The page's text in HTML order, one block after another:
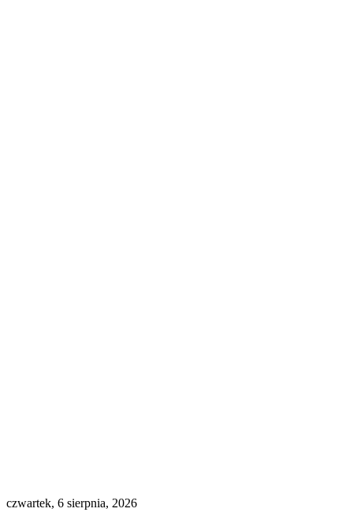
czwartek, 6 sierpnia, 2026